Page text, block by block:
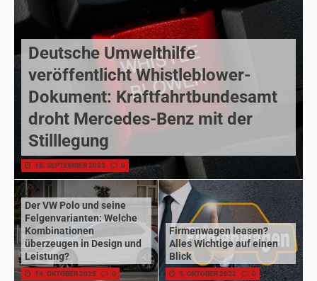
Deutsche Umwelthilfe
veröffentlicht Whistleblower-
Dokument: Kraftfahrtbundesamt
droht Mercedes-Benz mit der
Stilllegung
18. SEPTEMBER 2023 0
Der VW Polo und seine
Felgenvarianten: Welche
Kombinationen
überzeugen in Design und
Leistung?
14. OKTOBER 2025 0
Firmenwagen leasen?
Alles Wichtige auf einen
Blick
5. OKTOBER 2022 0